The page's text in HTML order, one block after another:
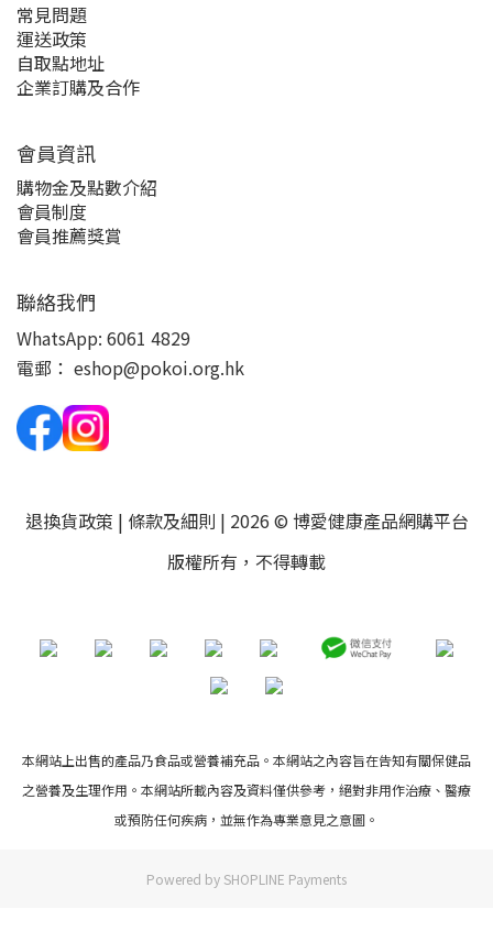
常見問題
運送政策
自取點地址
企業訂購及合作
會員資訊
購物金及點數介紹
會員制度
會員推薦獎賞
聯絡我們
WhatsApp: 6061 4829
電郵： eshop@pokoi.org.hk
退換貨政策 | 條款及細則 | 2026 © 博愛健康產品網購平台
版權所有，不得轉載
本網站上出售的產品乃食品或營養補充品。本網站之內容旨在告知有關保健品
之營養及生理作用。本網站所載內容及資料僅供參考，絕對非用作治療、醫療
或預防任何疾病，並無作為專業意見之意圖。
Powered by SHOPLINE Payments